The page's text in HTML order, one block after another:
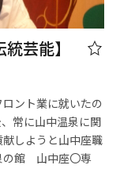
芸能】
ント業に就いたの
常に山中温泉に関
しようと山中座職
の館 山中座〇専